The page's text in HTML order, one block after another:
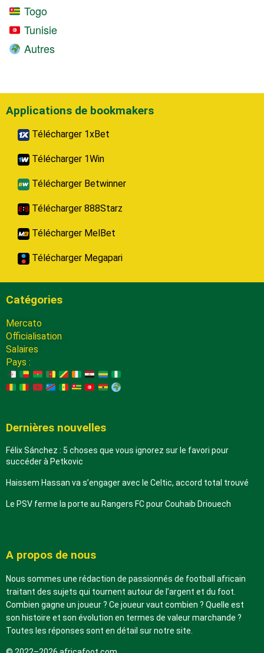
Togo
Tunisie
Autres
Applications de bookmakers
Télécharger 1xBet
Télécharger 1Win
Télécharger Betwinner
Télécharger 888Starz
Télécharger MelBet
Télécharger Megapari
Catégories
Mercato
Officialisation
Salaires
Pays :
Dernières nouvelles
Félix Sánchez : 5 choses que vous ignorez sur le favori pour
succéder à Petkovic
Haissem Hassan va s’engager avec le Celtic, accord total trouvé
Le PSV ferme la porte au Rangers FC pour Couhaib Driouech
A propos de nous
Nous sommes une rédaction de passionnés de football africain
traitant des sujets qui tournent autour de l’argent et du foot.
Combien gagne un joueur ? Ce joueur vaut combien ? Quelle est
son histoire et son évolution en termes de valeur marchande ?
Toutes les réponses sont en détail sur notre site.